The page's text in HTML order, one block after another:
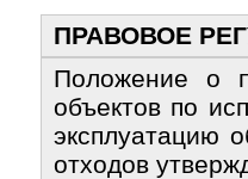
ПРАВОВОЕ
Положение о
объектов по
эксплуатацию
отходов